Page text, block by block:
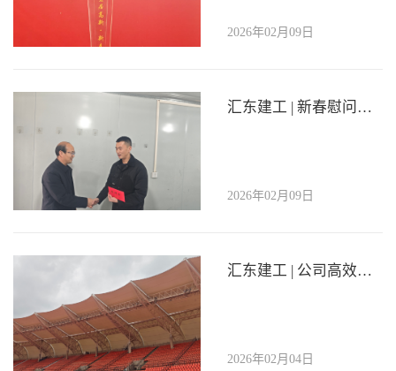
2026年02月09日
汇东建工 | 新春慰问劳模 情暖施工一线
2026年02月09日
汇东建工 | 公司高效推进场馆升级，全力保障川超赛事筹备工作稳步推进
2026年02月04日